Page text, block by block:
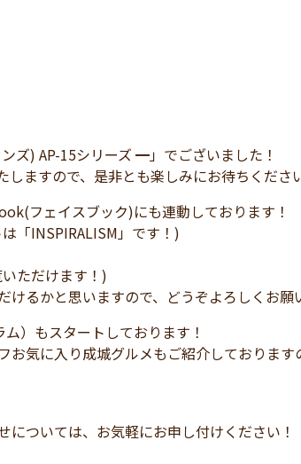
ズ) AP-15シリーズ ━」でございました！
ますので、是非とも楽しみにお待ちくださ
フェイスブック)にも連動しております！
「INSPIRALISM」です！)
ただけます！)
るかと思いますので、どうぞよろしくお願
）もスタートしております！
気に入り成城グルメもご紹介しております
ついては、お気軽にお申し付けください！